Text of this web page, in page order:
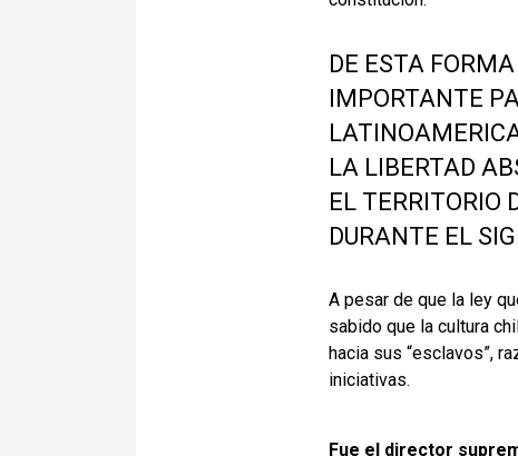
DE ESTA
IMPORTANTE
LA LIBERTAD
EL TERRITORIO
DURANTE EL
A pesar de que la ley
sabido que la cultura
hacia sus “esclavos”,
iniciativas.
Fue el director